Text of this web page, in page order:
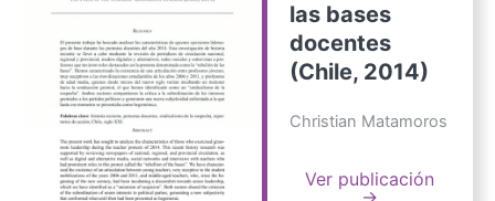
las bases
docentes
(Chile, 2014)
Christian Matamoros
Ver publicación
→